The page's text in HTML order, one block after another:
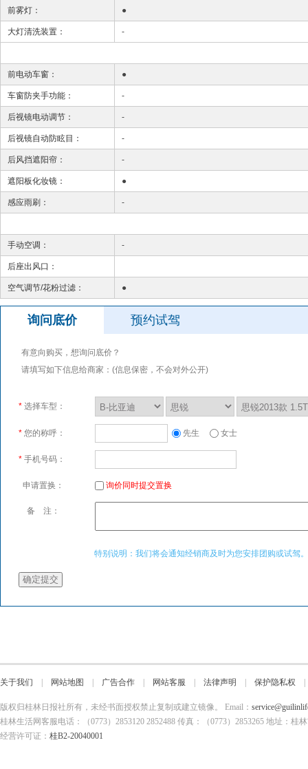
前雾灯： ●
大灯清洗装置： -
前电动车窗： ●
车窗防夹手功能： -
后视镜电动调节： -
后视镜自动防眩目： -
后风挡遮阳帘： -
遮阳板化妆镜： ●
感应雨刷： -
手动空调： -
后座出风口：
空气调节/花粉过滤： ●
关于我们 网站地图 广告合作 网站客服 法律声明 保护隐私权
版权归桂林日报社所有，未经书面授权禁止复制或建立镜像。 Email：
桂林生活网客服电话：（0773）2853120 2852488 传真：（0773）2853265 地址：
经营许可证： 桂B2-20040001